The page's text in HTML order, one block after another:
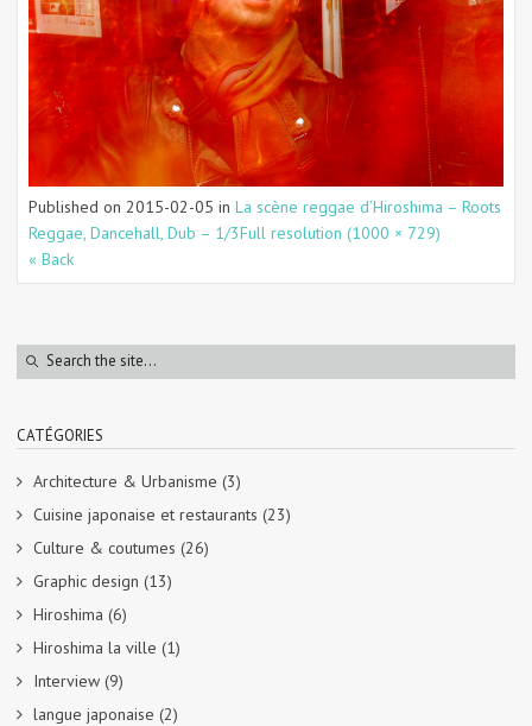
Published on 2015-02-05 in La scène reggae d’Hiroshima – Roots
Reggae, Dancehall, Dub – 1/3Full resolution (1000 × 729)
« Back
CATÉGORIES
Architecture & Urbanisme (3)
Cuisine japonaise et restaurants (23)
Culture & coutumes (26)
Graphic design (13)
Hiroshima (6)
Hiroshima la ville (1)
Interview (9)
langue japonaise (2)